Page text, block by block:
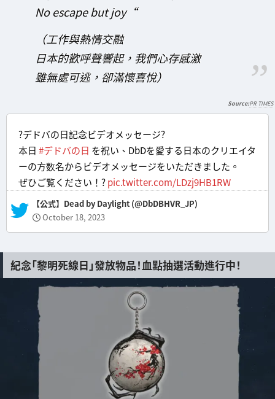
No escape but joy“
（工作與熱情交融
日本的歡呼聲響起，我們心存感激
雖無處可逃，卻滿懷喜悅）
PR TIMES
?デドバの日記念ビデオメッセージ?
本日 #デドバの日 を祝い、DbDを愛する日本のクリエイタ
ーの方数名からビデオメッセージをいただきました。
ぜひご覧ください！?pic.twitter.com/LDzj9HB1RW
— 【公式】Dead by Daylight (@DbDBHVR_JP)
October 18, 2023
紀念「黎明死線日」發放物品！血點抽選活動進行中！